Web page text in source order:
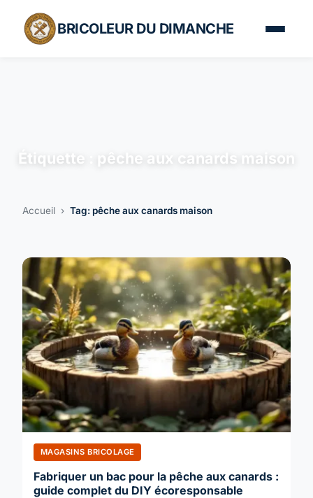
BRICOLEUR DU DIMANCHE
Étiquette : pêche aux canards maison
Accueil › Tag: pêche aux canards maison
MAGASINS BRICOLAGE
Fabriquer un bac pour la pêche aux canards :
guide complet du DIY écoresponsable